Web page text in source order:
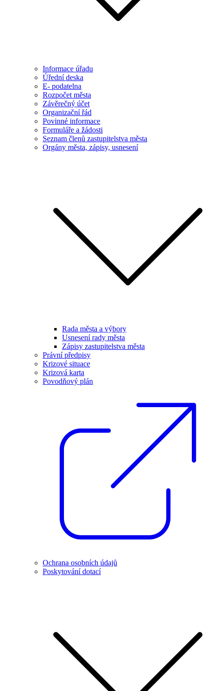
Informace úřadu
Úřední deska
E- podatelna
Rozpočet města
Závěrečný účet
Organizační řád
Povinné informace
Formuláře a žádosti
Seznam členů zastupitelstva města
Orgány města, zápisy, usnesení
Rada města a výbory
Usnesení rady města
Zápisy zastupitelstva města
Právní předpisy
Krizové situace
Krizová karta
Povodňový plán
Ochrana osobních údajů
Poskytování dotací